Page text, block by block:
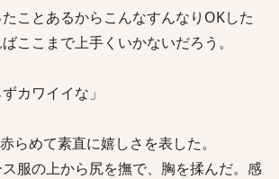
ことあるからこんなすんなりOKした
ここまで上手くいかないだろう。
カワイイな」
らめて素直に嬉しさを表した。
服の上から尻を撫で、胸を揉んだ。感